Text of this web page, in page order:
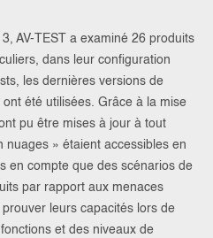
AV-TEST a examiné 26 produits
dans leur configuration
les dernières versions de
été utilisées. Grâce à la mise
pu être mises à jour à tout
nuages » étaient accessibles en
en compte que des scénarios de
par rapport aux menaces
leurs capacités lors de
fonctions et des niveaux de